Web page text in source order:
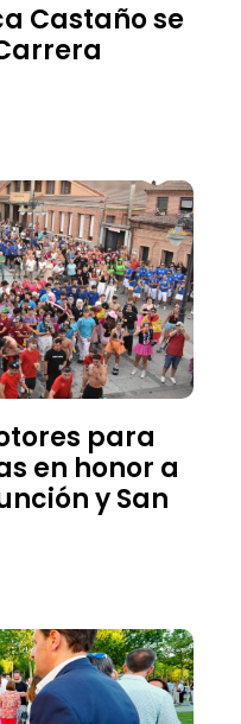
Castaño se
para
en honor a
y San